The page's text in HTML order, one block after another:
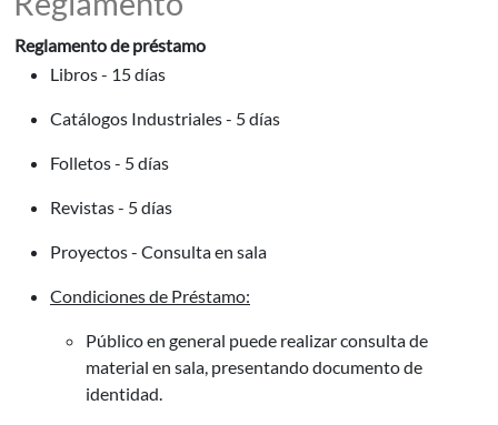
Reglamento de préstamo
Libros - 15 días
Catálogos Industriales - 5 días
Folletos - 5 días
Revistas - 5 días
Proyectos - Consulta en sala
Condiciones de Préstamo:
Público en general puede realizar consulta de
material en sala, presentando documento de
identidad.